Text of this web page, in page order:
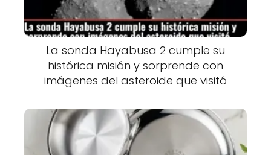
La sonda Hayabusa 2 cumple su
histórica misión y sorprende con
imágenes del asteroide que visitó